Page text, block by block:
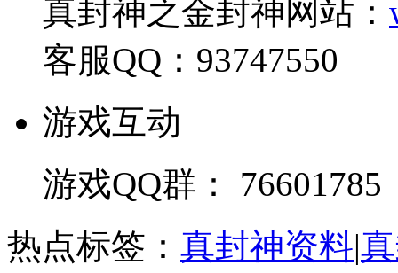
真封神之金封神网站：
客服QQ：93747550
游戏互动
游戏QQ群： 76601785
热点标签： 真封神资料|